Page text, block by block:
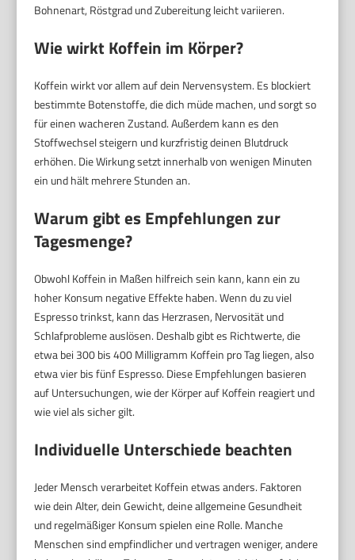
Bohnenart, Röstgrad und Zubereitung leicht variieren.
Wie wirkt Koffein im Körper?
Koffein wirkt vor allem auf dein Nervensystem. Es blockiert
bestimmte Botenstoffe, die dich müde machen, und sorgt so
für einen wacheren Zustand. Außerdem kann es den
Stoffwechsel steigern und kurzfristig deinen Blutdruck
erhöhen. Die Wirkung setzt innerhalb von wenigen Minuten
ein und hält mehrere Stunden an.
Warum gibt es Empfehlungen zur
Tagesmenge?
Obwohl Koffein in Maßen hilfreich sein kann, kann ein zu
hoher Konsum negative Effekte haben. Wenn du zu viel
Espresso trinkst, kann das Herzrasen, Nervosität und
Schlafprobleme auslösen. Deshalb gibt es Richtwerte, die
etwa bei 300 bis 400 Milligramm Koffein pro Tag liegen, also
etwa vier bis fünf Espresso. Diese Empfehlungen basieren
auf Untersuchungen, wie der Körper auf Koffein reagiert und
wie viel als sicher gilt.
Individuelle Unterschiede beachten
Jeder Mensch verarbeitet Koffein etwas anders. Faktoren
wie dein Alter, dein Gewicht, deine allgemeine Gesundheit
und regelmäßiger Konsum spielen eine Rolle. Manche
Menschen sind empfindlicher und vertragen weniger, andere